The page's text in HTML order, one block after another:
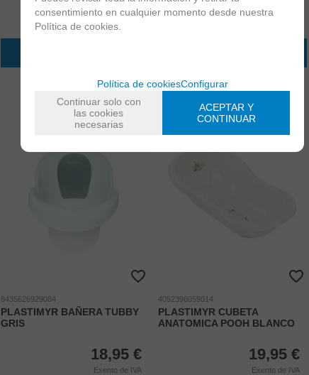
13,95 € 13,95
8435626929084
PLASTIMYR BAÑERA TUBBY
GRIS
18,95 €
Exento de IVA
4052396059014
PLASTIMYR CUBETA
ANATOMICA POOH BLANCO
19,95 €
Exento de IVA
consentimiento en cualquier momento desde nuestra
Política de cookies.
Política de cookiesConfigurar
Continuar solo con
las cookies
necesarias
ACEPTAR Y
CONTINUAR